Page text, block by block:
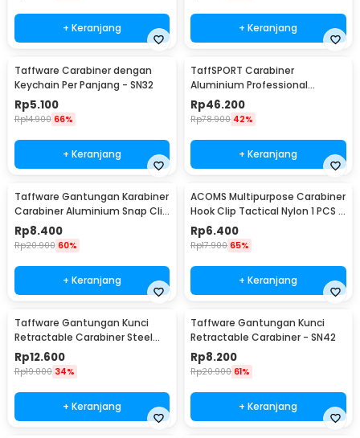
+ Keranjang + Keranjang
Taffware Carabiner dengan
Keychain Per Panjang - SN32
Rp5.100
Rp14.900 66%
+ Keranjang
TaffSPORT Carabiner
Aluminium Professional
Heavy-Duty Locking 25kN -
CE21
Rp46.200
Rp78.900 42%
+ Keranjang
Taffware Gantungan Karabiner
Carabiner Aluminium Snap Clip
Lock 6 PCS - ST15
Rp8.400
Rp20.900 60%
+ Keranjang
ACOMS Multipurpose Carabiner
Hook Clip Tactical Nylon 1 PCS -
HW75
Rp6.400
Rp17.900 65%
+ Keranjang
Taffware Gantungan Kunci
Retractable Carabiner Steel
Wire - SN40
Rp12.600
Rp19.000 34%
+ Keranjang
Taffware Gantungan Kunci
Retractable Carabiner - SN42
Rp8.200
Rp20.900 61%
+ Keranjang